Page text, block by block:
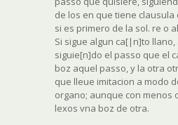
de los en que tiene clausula
si es primero de la sol. re o
Si sigue algun ca[|n]to
siguie[n]do el passo que el
boz aquel passo, y la otra
que lleue imitacion a modo
organo; aunque con menos
lexos vna boz de otra.